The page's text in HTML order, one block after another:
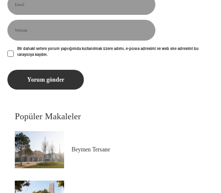
Bir dahaki sefere yorum yaptığımda kullanılmak üzere adımı, e-posta adresimi ve web site adresimi bu
tarayıcıya kaydet.
Popüler Makaleler
Beymen Tersane